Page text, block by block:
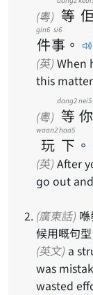
(粵) 等 佢
件
gin6
事
si6
。
(英) When
this
(粵) 等
dang2
你
nei5
玩
waan2
下
haa5
。
(英) After
go out
(廣東話)
候用嘅句
(英文)
was
wasted